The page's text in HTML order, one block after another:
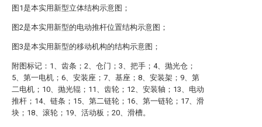
图1是本实用新型立体结构示意图；
图2是本实用新型的电动推杆位置结构示意图；
图3是本实用新型的移动机构的结构示意图；
附图标记：1、齿条；2、仓门；3、把手；4、抛光仓；
5、第一电机；6、安装座；7、基座；8、安装架；9、第
二电机；10、抛光辊；11、齿轮；12、安装轴；13、电动
推杆；14、链条；15、第二链轮；16、第一链轮；17、滑
块；18、滚轮；19、活动板；20、滑槽。